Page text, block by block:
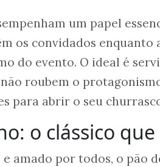
um papel
os convidados enquanto
do evento. O ideal é
roubem o
para abrir o seu
o clássico
amado por todos, o pão